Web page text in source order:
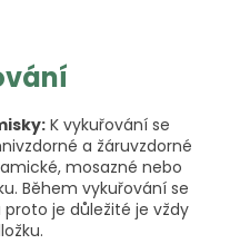
K vykuřování se
a žáruvzdorné
mosazné nebo
Během vykuřování se
je důležité je vždy